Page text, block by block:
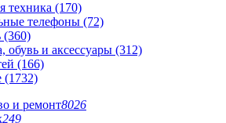
техника (170)
телефоны (72)
(360)
обувь и аксессуары (312)
(166)
(1732)
и ремонт8026
249